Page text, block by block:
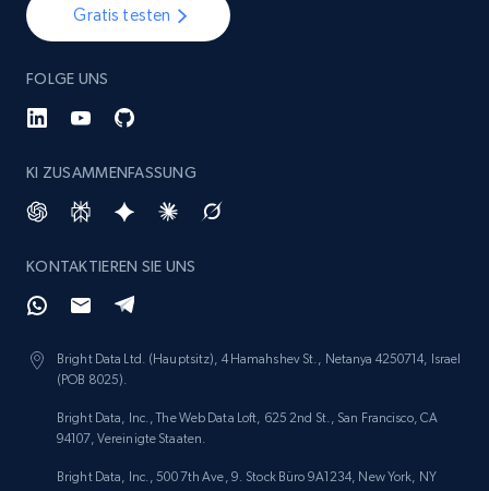
Gratis testen
FOLGE UNS
KI ZUSAMMENFASSUNG
KONTAKTIEREN SIE UNS
Bright Data Ltd. (Hauptsitz), 4 Hamahshev St., Netanya 4250714, Israel
(POB 8025).
Bright Data, Inc., The Web Data Loft, 625 2nd St., San Francisco, CA
94107, Vereinigte Staaten.
Bright Data, Inc., 500 7th Ave, 9. Stock Büro 9A1234, New York, NY